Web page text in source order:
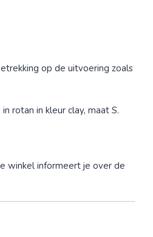
op de uitvoering zoals
rotan in kleur clay, maat S.
winkel informeert je over de